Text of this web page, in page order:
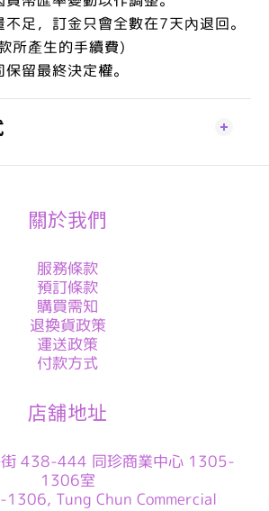
足，訂金只會全數在7天內退回。
所產生的手續費)
留最終決定權。
關於我們
服務條款
預訂條款
購買需知
退換貨政策
運送政策
付款方式
店舖地址
街 438-444 同珍商業中心 1305-
1306室
1306, Tung Chun Commercial